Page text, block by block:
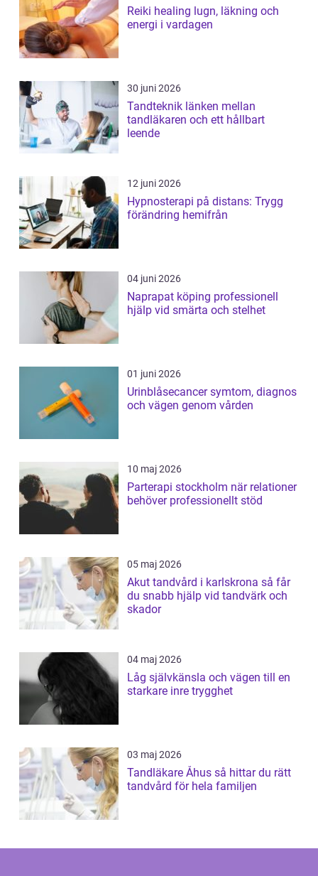
Reiki healing lugn, läkning och
energi i vardagen
30 juni 2026
Tandteknik länken mellan
tandläkaren och ett hållbart
leende
12 juni 2026
Hypnosterapi på distans: Trygg
förändring hemifrån
04 juni 2026
Naprapat köping professionell
hjälp vid smärta och stelhet
01 juni 2026
Urinblåsecancer symtom, diagnos
och vägen genom vården
10 maj 2026
Parterapi stockholm när relationer
behöver professionellt stöd
05 maj 2026
Akut tandvård i karlskrona så får
du snabb hjälp vid tandvärk och
skador
04 maj 2026
Låg självkänsla och vägen till en
starkare inre trygghet
03 maj 2026
Tandläkare Åhus så hittar du rätt
tandvård för hela familjen